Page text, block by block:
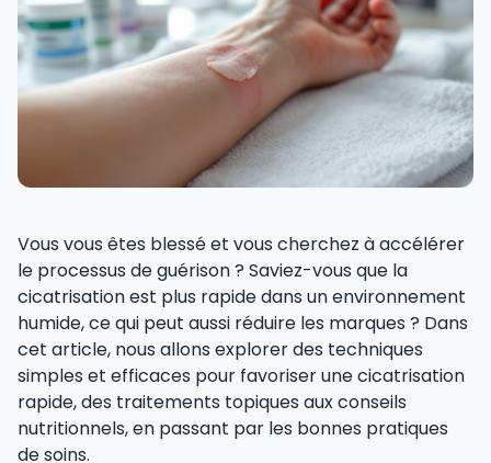
Vous vous êtes blessé et vous cherchez à accélérer
le processus de guérison ? Saviez-vous que la
cicatrisation est plus rapide dans un environnement
humide, ce qui peut aussi réduire les marques ? Dans
cet article, nous allons explorer des techniques
simples et efficaces pour favoriser une cicatrisation
rapide, des traitements topiques aux conseils
nutritionnels, en passant par les bonnes pratiques
de soins.